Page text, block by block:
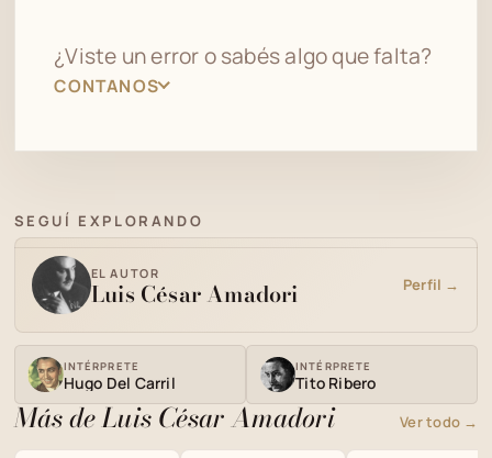
¿Viste un error o sabés algo que falta?
CONTANOS
SEGUÍ EXPLORANDO
EL AUTOR
Luis César Amadori Perfil →
INTÉRPRETE
Hugo Del Carril
INTÉRPRETE
Tito Ribero
Más de Luis César Amadori Ver todo →